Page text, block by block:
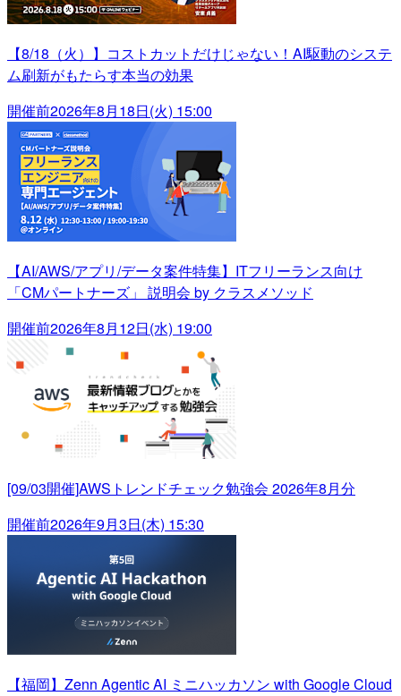
【8/18（火）】コストカットだけじゃない！AI駆動のシステ
ム刷新がもたらす本当の効果
開催前2026年8月18日(火) 15:00
【AI/AWS/アプリ/データ案件特集】ITフリーランス向け
「CMパートナーズ」 説明会 by クラスメソッド
開催前2026年8月12日(水) 19:00
[09/03開催]AWSトレンドチェック勉強会 2026年8月分
開催前2026年9月3日(木) 15:30
【福岡】Zenn Agentic AI ミニハッカソン with Google Cloud